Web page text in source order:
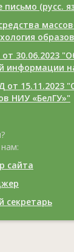
(русс.
30.06.2023
информации
от 15.11.2023
НИУ «БелГУ»"
сайта
cекретарь